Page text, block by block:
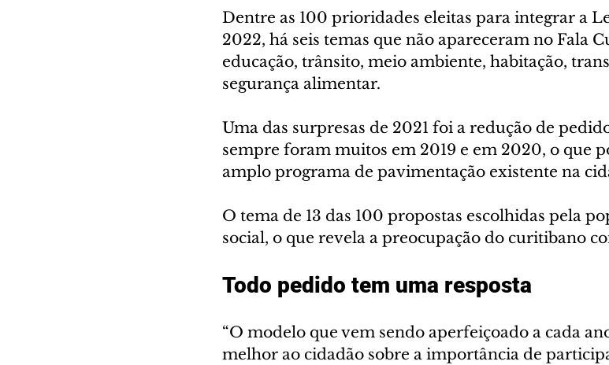
Dentre as 100 prioridades eleitas para integrar a
2022, há seis temas que não apareceram no Fala
educação, trânsito, meio ambiente, habitação,
segurança alimentar.
Uma das surpresas de 2021 foi a redução de
sempre foram muitos em 2019 e em 2020, o que
amplo programa de pavimentação existente na
O tema de 13 das 100 propostas escolhidas pela
social, o que revela a preocupação do curitibano
Todo pedido tem uma resposta
“O modelo que vem sendo aperfeiçoado a cada
melhor ao cidadão sobre a importância de